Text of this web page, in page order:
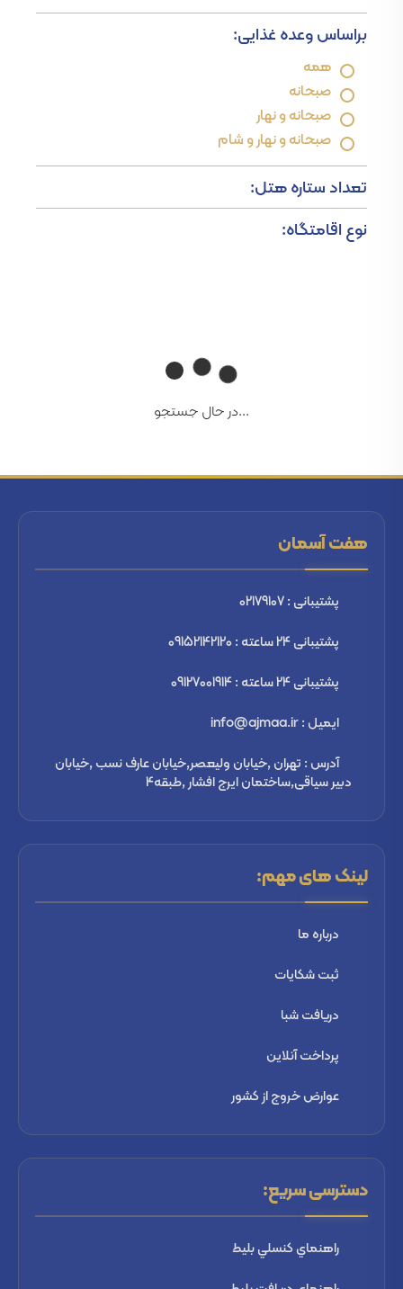
براساس وعده غذایی:
همه
صبحانه
صبحانه و نهار
صبحانه و نهار و شام
تعداد ستاره هتل:
نوع اقامتگاه:
...در حال جستجو
هفت آسمان
پشتیبانی : 02179107
پشتیبانی 24 ساعته : 09152142120
پشتیبانی 24 ساعته : 09127001914
ایمیل : info@ajmaa.ir
آدرس : تهران ,خیابان ولیعصر,خیابان عارف نسب ,خیابان
دبیر سیاقی,ساختمان ایرج افشار ,طبقه4
لینک های مهم:
درباره ما
ثبت شكايات
دریافت شبا
پرداخت آنلاین
عوارض خروج از کشور
دسترسی سریع:
راهنماي كنسلي بليط